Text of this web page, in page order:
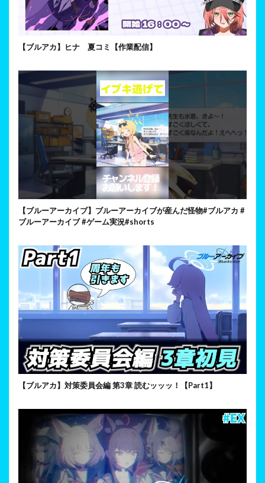
【ブルアカ】ヒナ 夏コミ【作業配信】
【ブルーアーカイブ】ブルーアーカイブが産んだ怪物#ブルアカ #
ブルーアーカイブ #ゲーム実況#shorts
【ブルアカ】対策委員会編 第3章 読むッッッ！【Part1】